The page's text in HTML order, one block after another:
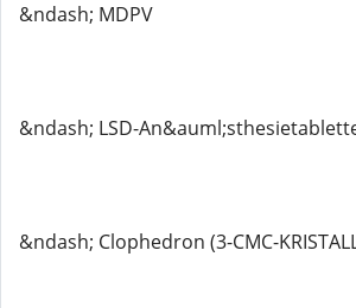
&ndash; MDPV
&ndash; LSD-
&ndash; Clophedron (3-CMC-